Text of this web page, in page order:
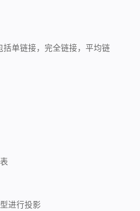
单链接，完全链接，平均链
进行投影